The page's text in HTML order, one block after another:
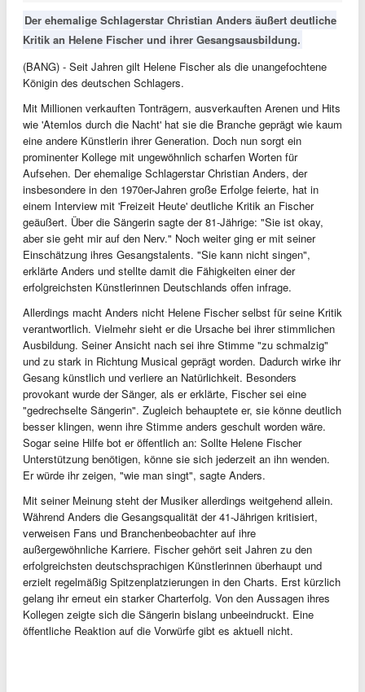
Der ehemalige Schlagerstar Christian Anders äußert deutliche
Kritik an Helene Fischer und ihrer Gesangsausbildung.
(BANG) - Seit Jahren gilt Helene Fischer als die unangefochtene
Königin des deutschen Schlagers.
Mit Millionen verkauften Tonträgern, ausverkauften Arenen und Hits
wie 'Atemlos durch die Nacht' hat sie die Branche geprägt wie kaum
eine andere Künstlerin ihrer Generation. Doch nun sorgt ein
prominenter Kollege mit ungewöhnlich scharfen Worten für
Aufsehen. Der ehemalige Schlagerstar Christian Anders, der
insbesondere in den 1970er-Jahren große Erfolge feierte, hat in
einem Interview mit 'Freizeit Heute' deutliche Kritik an Fischer
geäußert. Über die Sängerin sagte der 81-Jährige: "Sie ist okay,
aber sie geht mir auf den Nerv." Noch weiter ging er mit seiner
Einschätzung ihres Gesangstalents. "Sie kann nicht singen",
erklärte Anders und stellte damit die Fähigkeiten einer der
erfolgreichsten Künstlerinnen Deutschlands offen infrage.
Allerdings macht Anders nicht Helene Fischer selbst für seine Kritik
verantwortlich. Vielmehr sieht er die Ursache bei ihrer stimmlichen
Ausbildung. Seiner Ansicht nach sei ihre Stimme "zu schmalzig"
und zu stark in Richtung Musical geprägt worden. Dadurch wirke ihr
Gesang künstlich und verliere an Natürlichkeit. Besonders
provokant wurde der Sänger, als er erklärte, Fischer sei eine
"gedrechselte Sängerin". Zugleich behauptete er, sie könne deutlich
besser klingen, wenn ihre Stimme anders geschult worden wäre.
Sogar seine Hilfe bot er öffentlich an: Sollte Helene Fischer
Unterstützung benötigen, könne sie sich jederzeit an ihn wenden.
Er würde ihr zeigen, "wie man singt", sagte Anders.
Mit seiner Meinung steht der Musiker allerdings weitgehend allein.
Während Anders die Gesangsqualität der 41-Jährigen kritisiert,
verweisen Fans und Branchenbeobachter auf ihre
außergewöhnliche Karriere. Fischer gehört seit Jahren zu den
erfolgreichsten deutschsprachigen Künstlerinnen überhaupt und
erzielt regelmäßig Spitzenplatzierungen in den Charts. Erst kürzlich
gelang ihr erneut ein starker Charterfolg. Von den Aussagen ihres
Kollegen zeigte sich die Sängerin bislang unbeeindruckt. Eine
öffentliche Reaktion auf die Vorwürfe gibt es aktuell nicht.